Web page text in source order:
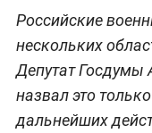
Российские
нескольких
Депутат Госдумы
назвал это
дальнейших